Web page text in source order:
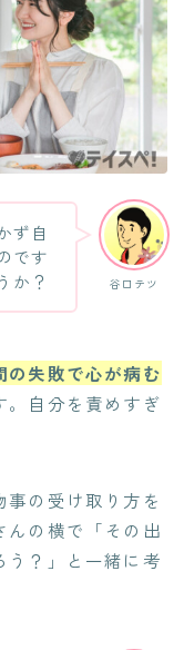
谷口テツ
ず自
です
か？
の失敗で心が病む
。自分を責めすぎ
事の受け取り方を
んの横で「その出
う？」と一緒に考